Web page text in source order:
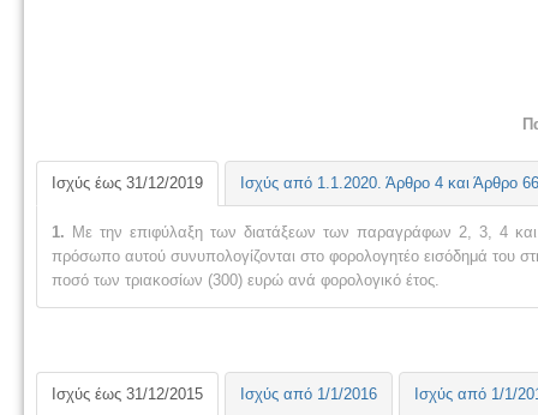
Ισχύς έως 31/12/2019 Ισχύς από 1.1.2020. Άρθρο 4 και Άρθρο
1. Με την επιφύλαξη των διατάξεων των παραγράφων 2, 3, 4 και
πρόσωπο αυτού συνυπολογίζονται στο φορολογητέο εισόδημά του
ποσό των τριακοσίων (300) ευρώ ανά φορολογικό έτος.
Ισχύς έως 31/12/2015 Ισχύς από 1/1/2016 Ισχύς από 1/1/